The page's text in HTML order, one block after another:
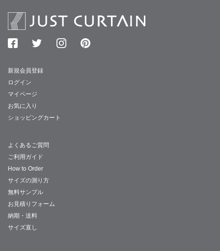
新規会員登録
ログイン
マイページ
お気に入り
ショッピングカート
よくあるご質問
ご利用ガイド
How to Order
サイズの測り方
無料サンプル
お見積りフォーム
納期・送料
サイズ直し